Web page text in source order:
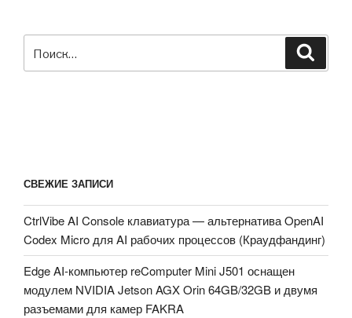
СВЕЖИЕ ЗАПИСИ
CtrlVibe AI Console клавиатура — альтернатива OpenAI
Codex Micro для AI рабочих процессов (Краудфандинг)
Edge AI-компьютер reComputer Mini J501 оснащен
модулем NVIDIA Jetson AGX Orin 64GB/32GB и двумя
разъемами для камер FAKRA